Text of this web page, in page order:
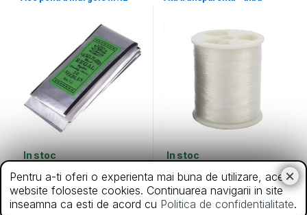
In stoc
7,00lei
In stoc
3,50lei
Pentru a-ti oferi o experienta mai buna de utilizare, acest
website foloseste cookies. Continuarea navigarii in site
inseamna ca esti de acord cu Politica de confidentialitate.